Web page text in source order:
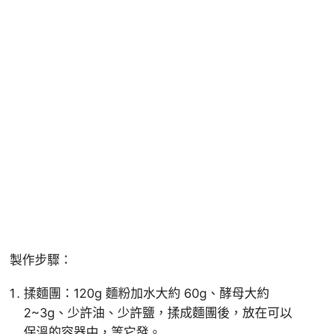
製作步驟：
揉麵團：120g 麵粉加水大約 60g、酵母大約
2~3g、少許油、少許鹽，揉成麵團後，放在可以